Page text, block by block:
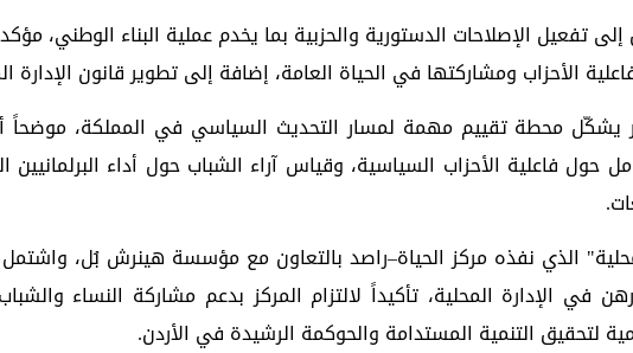
تفعيل الإصلاحات الدستورية والحزبية بما يخدم عملية البناء الوطني،
الأحزاب ومشاركتها في الحياة العامة، إضافة إلى تطوير قانون الإدارة
يشكّل محطة تقييم مهمة لمسار التحديث السياسي في المملكة، موضحاً
حول فاعلية الأحزاب السياسية، وقياس آراء الشباب حول أداء
تعزيز أدوارهن في الإدارة المحلية، تأكيداً لالتزام المركز بدعم مشاركة
لتحقيق التنمية المستدامة والحوكمة الرشيدة في الأردن.